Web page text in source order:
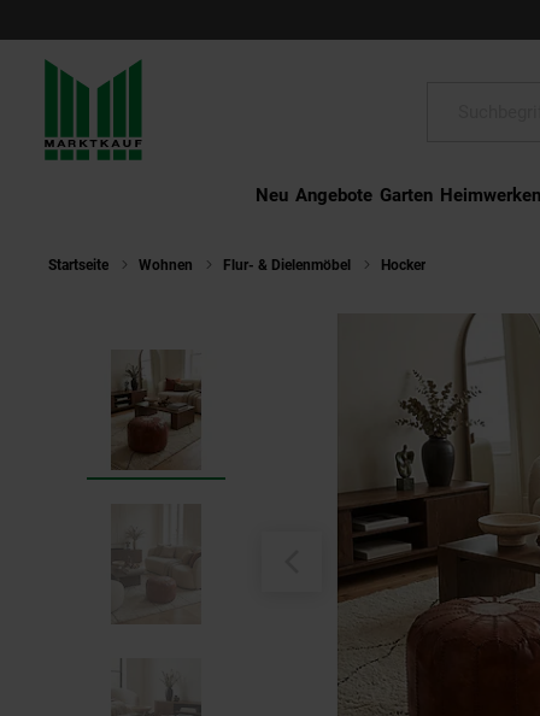
Neu Angebote Garten Heimwerken
Startseite Wohnen Flur- & Dielenmöbel Hocker